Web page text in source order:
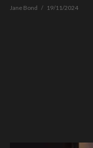
Jane Bond 19/11/2024